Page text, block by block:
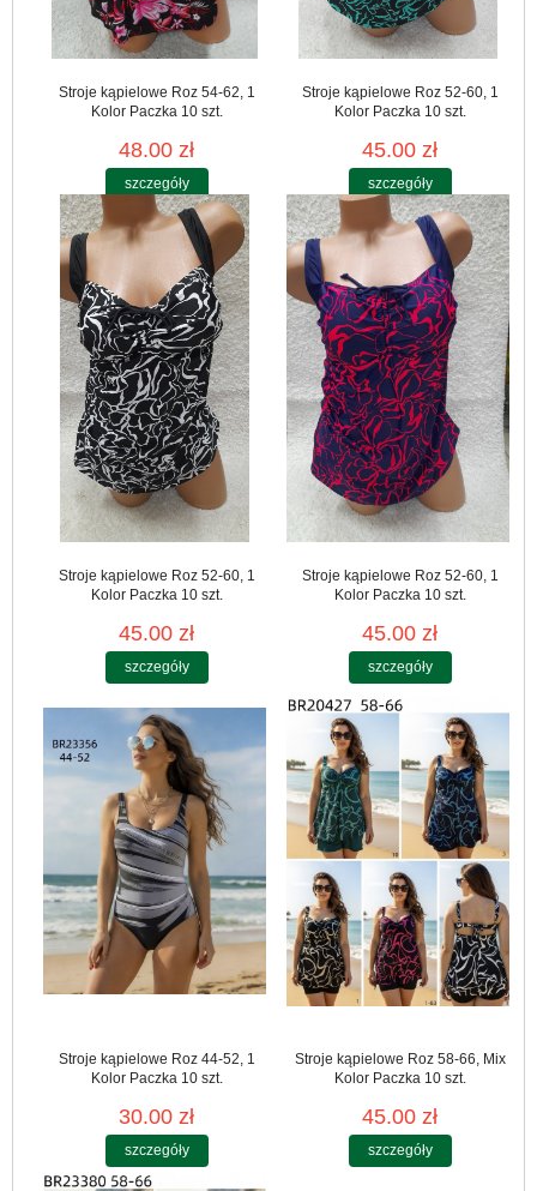
Stroje kąpielowe Roz 54-62, 1
Kolor Paczka 10 szt.
48.00 zł
szczegóły
Stroje kąpielowe Roz 52-60, 1
Kolor Paczka 10 szt.
45.00 zł
szczegóły
Stroje kąpielowe Roz 52-60, 1
Kolor Paczka 10 szt.
45.00 zł
szczegóły
Stroje kąpielowe Roz 52-60, 1
Kolor Paczka 10 szt.
45.00 zł
szczegóły
Stroje kąpielowe Roz 44-52, 1
Kolor Paczka 10 szt.
30.00 zł
szczegóły
Stroje kąpielowe Roz 58-66, Mix
Kolor Paczka 10 szt.
45.00 zł
szczegóły